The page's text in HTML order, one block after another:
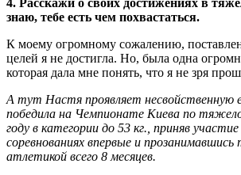
знаю, тебе есть чем похвастаться.
К моему огромному сожалению,
целей я не достигла. Но, была одна
которая дала мне понять, что я не зря
А тут Настя проявляет несвойственную
победила на Чемпионате Киева по
году в категории до 53 кг., приняв
соревнованиях впервые и
атлетикой всего 8 месяцев.